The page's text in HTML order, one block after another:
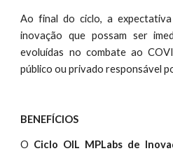
Ao final do ciclo, a
inovação que possam ser
evoluídas no combate ao
público ou privado responsável
BENEFÍCIOS
O Ciclo OIL MPLabs de